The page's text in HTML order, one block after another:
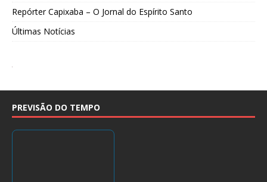
Repórter Capixaba – O Jornal do Espírito Santo
Últimas Notícias
PREVISÃO DO TEMPO